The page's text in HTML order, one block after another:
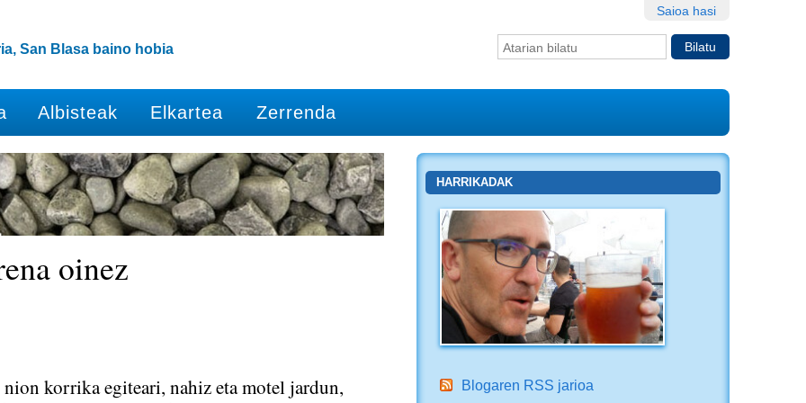
Saioa hasi
Bilatu atarian
San Blasa baino hobia
Albisteak Elkartea Zerrenda
oinez
korrika egiteari, nahiz eta motel jardun,
HARRIKADAK
Blogaren RSS jarioa